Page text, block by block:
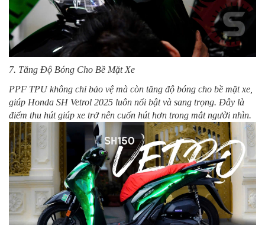
7. Tăng Độ Bóng Cho Bề Mặt Xe
PPF TPU không chỉ bảo vệ mà còn tăng độ bóng cho bề mặt xe,
giúp Honda SH Vetrol 2025 luôn nổi bật và sang trọng. Đây là
điểm thu hút giúp xe trở nên cuốn hút hơn trong mắt người nhìn.